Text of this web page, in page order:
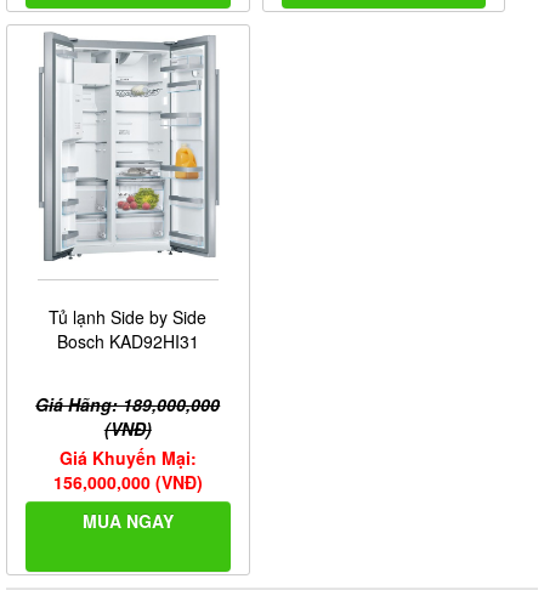
Tủ lạnh Side by Side
Bosch KAD92HI31
Giá Hãng: 189,000,000
(VNĐ)
Giá Khuyến Mại:
156,000,000 (VNĐ)
MUA NGAY